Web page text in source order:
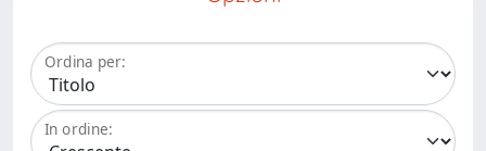
Ordina per:
In ordine: